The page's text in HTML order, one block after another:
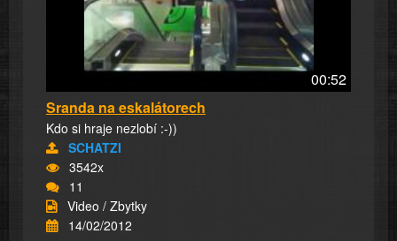
00:52
Sranda na eskalátorech
Kdo si hraje nezlobí :-))
SCHATZI
3542x
11
Video / Zbytky
14/02/2012